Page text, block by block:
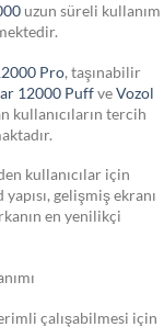
uzun süreli kullanım
Pro, taşınabilir
12000 PuffveVozol
kullanıcıların tercih
kullanıcılar için
gelişmiş ekranı
en yenilikçi
çalışabilmesi için